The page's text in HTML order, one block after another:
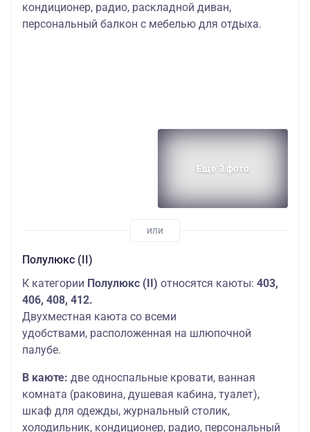
кондиционер, радио, раскладной диван,
персональный балкон с мебелью для отдыха.
Еще 3 фото
Полулюкс (II)
К категории Полулюкс (II) относятся каюты: 403,
406, 408, 412.
Двухместная каюта со всеми
удобствами, расположенная на шлюпочной
палубе.
В каюте: две односпальные кровати, ванная
комната (раковина, душевая кабина, туалет),
шкаф для одежды, журнальный столик,
холодильник, кондиционер, радио, персональный